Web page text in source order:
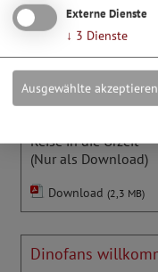
Informationen zu
und Veranstaltungen
Dinosaurier
Reise in die Urzeit
(Nur als Download)
Download(2,3 MB)
Dinofans
Externe Dienste
↓ 3 Dienste
Ausgewählte akzeptieren